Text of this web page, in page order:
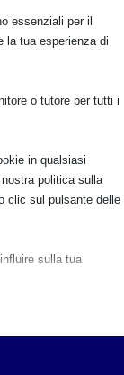
PROSSIMO
essenziali per il
la tua esperienza di
o tutore per tutti i
in qualsiasi
politica sulla
clic sul pulsante delle
sulla tua